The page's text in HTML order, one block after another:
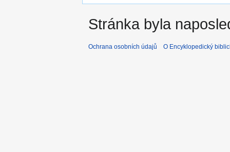
Stránka byla
Ochrana osobních údajů O Encyklopedický